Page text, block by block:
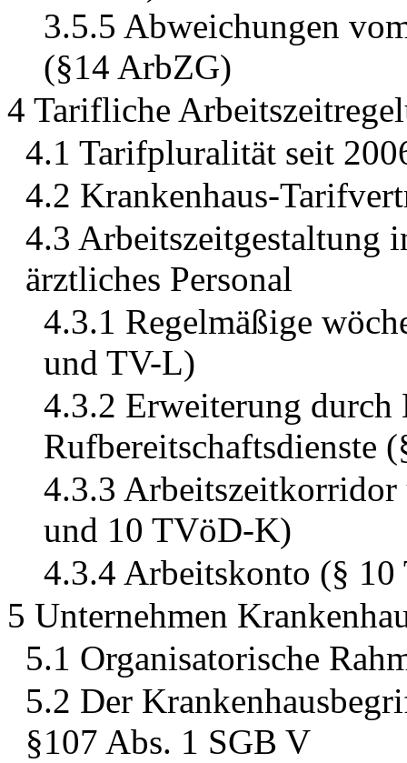
3.5.5 Abweichungen
(§14 ArbZG)
4 Tarifliche
4.1 Tarifpluralität seit
4.2 Krankenhaus-
4.3
ärztliches Personal
4.3.1 Regelmäßige
und TV-L)
4.3.2 Erweiterung durch
Rufbereitschaftsdienste
4.3.3 Arbeitszeitkorridor
und 10 TVöD-K)
4.3.4 Arbeitskonto (§
5 Unternehmen
5.1 Organisatorische
5.2 Der
§107 Abs. 1 SGB V